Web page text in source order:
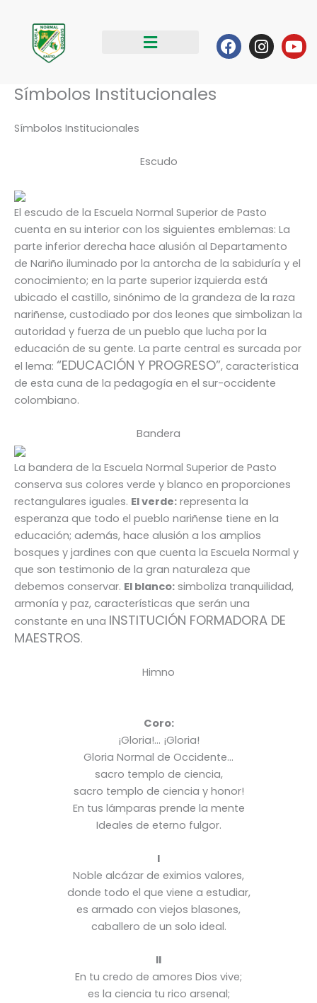
contenido
Facebook
Símbolos Institucionales
Símbolos Institucionales
Escudo
El escudo de la Escuela Normal Superior de Pasto
cuenta en su interior con los siguientes emblemas: La
parte inferior derecha hace alusión al Departamento
de Nariño iluminado por la antorcha de la sabiduría y el
conocimiento; en la parte superior izquierda está
ubicado el castillo, sinónimo de la grandeza de la raza
nariñense, custodiado por dos leones que simbolizan la
autoridad y fuerza de un pueblo que lucha por la
educación de su gente. La parte central es surcada por
el lema: “EDUCACIÓN Y PROGRESO”, característica
de esta cuna de la pedagogía en el sur-occidente
colombiano.
Bandera
La bandera de la Escuela Normal Superior de Pasto
conserva sus colores verde y blanco en proporciones
rectangulares iguales. El verde: representa la
esperanza que todo el pueblo nariñense tiene en la
educación; además, hace alusión a los amplios
bosques y jardines con que cuenta la Escuela Normal y
que son testimonio de la gran naturaleza que
debemos conservar. El blanco: simboliza tranquilidad,
armonía y paz, características que serán una
constante en una INSTITUCIÓN FORMADORA DE
MAESTROS.
Himno
Coro:
¡Gloria!… ¡Gloria!
Gloria Normal de Occidente…
sacro templo de ciencia,
sacro templo de ciencia y honor!
En tus lámparas prende la mente
Ideales de eterno fulgor.
I
Noble alcázar de eximios valores,
donde todo el que viene a estudiar,
es armado con viejos blasones,
caballero de un solo ideal.
II
En tu credo de amores Dios vive;
es la ciencia tu rico arsenal;